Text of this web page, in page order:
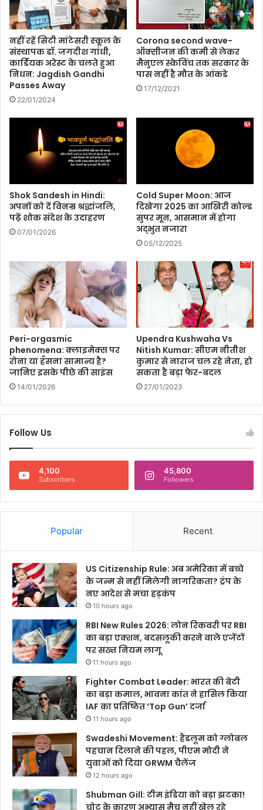
,
जा
री
कि
ए
ग
ए
ड
रा
शि
ल
:
9
अ
प्रै
-
नहीं रहें सिटी मांटेसरी स्‍कूल के
संस्‍थापक डॉ. जगदीश गांधी,
कार्डियक अरेस्ट के चलते हुआ
निधन: Jagdish Gandhi
Passes Away
22/01/2024
Corona second wave-
ऑक्सीजन की कमी से लेकर
मैनुएल स्केविंच तक सरकार के
पास नहीं है मौत के आंकडे
17/12/2021
Shok Sandesh in Hindi:
अपनों को दें विनम्र श्रद्धांजलि,
पढ़ें शोक संदेश के उदाहरण
07/01/2026
Cold Super Moon: आज
दिखेगा 2025 का आखिरी कोल्ड
सुपर मून, आसमान में होगा
अद्भुत नजारा
05/12/2025
Peri-orgasmic
phenomena: क्लाइमेक्स पर
रोना या हँसना सामान्य है?
जानिए इसके पीछे की साइंस
14/01/2026
Upendra Kushwaha Vs
Nitish Kumar: सीएम नीतीश
कुमार से नाराज चल रहे नेता, हो
सकता है बड़ा फेर-बदल
27/01/2023
Follow Us
4,100
Subscribers
45,800
Followers
Popular Recent
US Citizenship Rule: अब अमेरिका में बच्चे
के जन्म से नहीं मिलेगी नागरिकता? ट्रंप के
नए आदेश से मचा हड़कंप
10 hours ago
RBI New Rules 2026: लोन रिकवरी पर RBI
का बड़ा एक्शन, बदसलूकी करने वाले एजेंटों
पर सख्त नियम लागू
11 hours ago
Fighter Combat Leader: भारत की बेटी
का बड़ा कमाल, भावना कांत ने हासिल किया
IAF का प्रतिष्ठित ‘Top Gun’ दर्जा
11 hours ago
Swadeshi Movement: हैंडलूम को ग्लोबल
पहचान दिलाने की पहल, पीएम मोदी ने
युवाओं को दिया GRWM चैलेंज
12 hours ago
Shubman Gill: टीम इंडिया को बड़ा झटका!
चोट के कारण अभ्यास मैच नहीं खेल रहे